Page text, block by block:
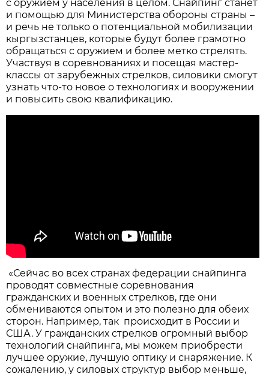
с оружием у населения в целом. Снайпинг станет
и помощью для Министерства обороны страны –
и речь не только о потенциальной мобилизации
кыргызстанцев, которые будут более грамотно
обращаться с оружием и более метко стрелять.
Участвуя в соревнованиях и посещая мастер-
классы от зарубежных стрелков, силовики смогут
узнать что-то новое о технологиях и вооружении
и повысить свою квалификацию.
«Сейчас во всех странах федерации снайпинга
проводят совместные соревнования
гражданских и военных стрелков, где они
обмениваются опытом и это полезно для обеих
сторон. Например, так происходит в России и
США. У гражданских стрелков огромный выбор
технологий снайпинга, мы можем приобрести
лучшее оружие, лучшую оптику и снаряжение. К
сожалению, у силовых структур выбор меньше,